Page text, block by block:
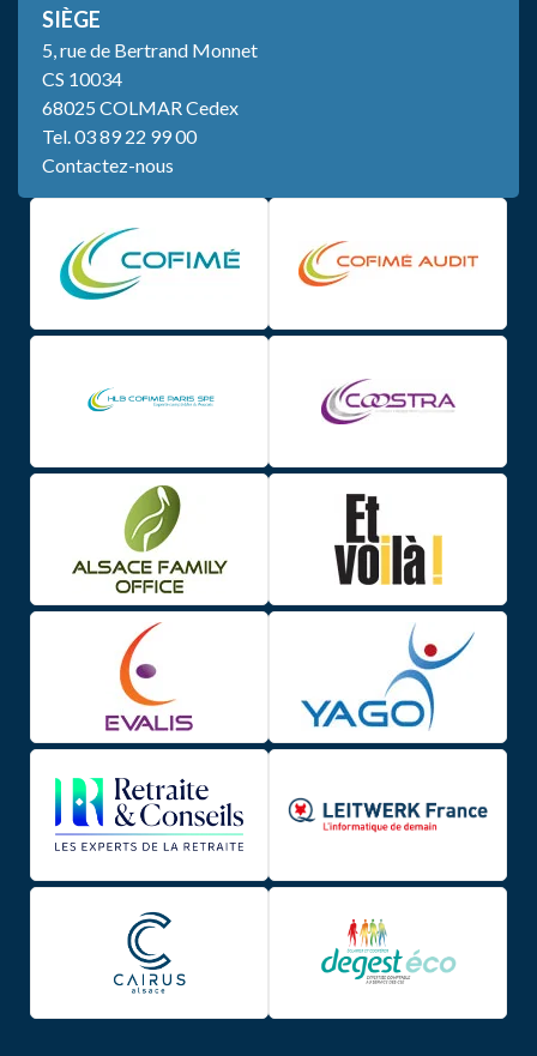
SIÈGE
5, rue de Bertrand Monnet
CS 10034
68025 COLMAR Cedex
Tel.03 89 22 99 00
Contactez-nous